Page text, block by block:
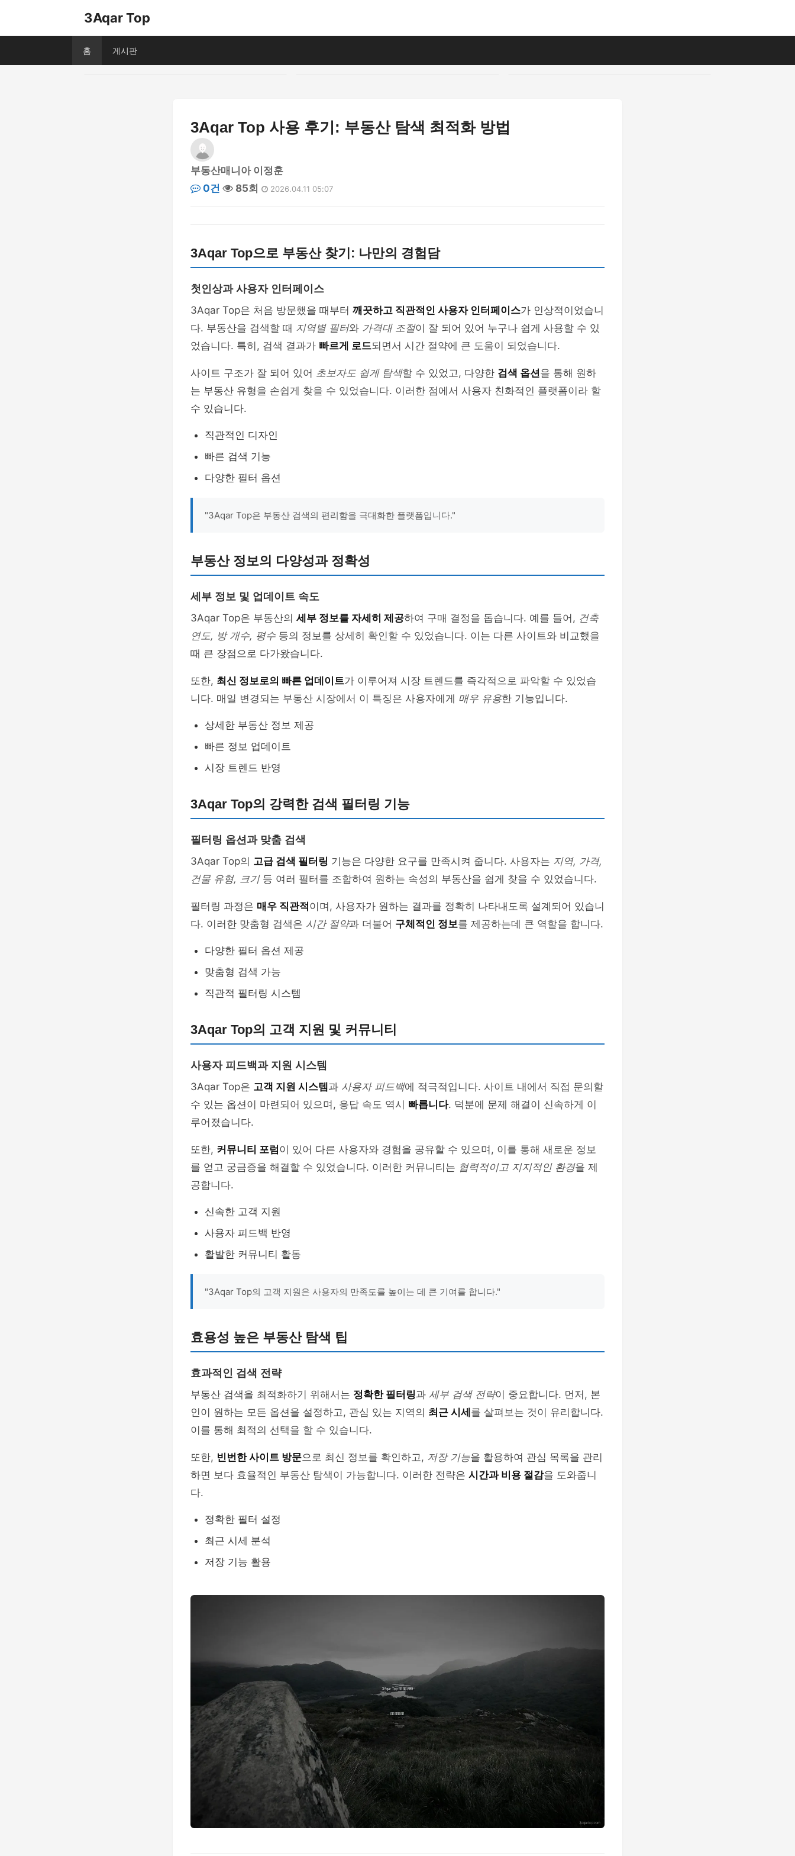
3Aqar Top
홈 게시판
3Aqar Top 사용 후기: 부동산 탐색 최적화 방법
부동산매니아 이정훈
0건
85회 2026.04.11 05:07
3Aqar Top으로 부동산 찾기: 나만의 경험담
첫인상과 사용자 인터페이스
3Aqar Top은 처음 방문했을 때부터 깨끗하고 직관적인 사용자 인터페이스가 인상적이었습니
다. 부동산을 검색할 때 지역별 필터와 가격대 조절이 잘 되어 있어 누구나 쉽게 사용할 수 있
었습니다. 특히, 검색 결과가 빠르게 로드되면서 시간 절약에 큰 도움이 되었습니다.
사이트 구조가 잘 되어 있어 초보자도 쉽게 탐색할 수 있었고, 다양한 검색 옵션을 통해 원하
는 부동산 유형을 손쉽게 찾을 수 있었습니다. 이러한 점에서 사용자 친화적인 플랫폼이라 할
수 있습니다.
직관적인 디자인
빠른 검색 기능
다양한 필터 옵션
"3Aqar Top은 부동산 검색의 편리함을 극대화한 플랫폼입니다."
부동산 정보의 다양성과 정확성
세부 정보 및 업데이트 속도
3Aqar Top은 부동산의 세부 정보를 자세히 제공하여 구매 결정을 돕습니다. 예를 들어, 건축
연도, 방 개수, 평수등의 정보를 상세히 확인할 수 있었습니다. 이는 다른 사이트와 비교했을
때 큰 장점으로 다가왔습니다.
또한, 최신 정보로의 빠른 업데이트가 이루어져 시장 트렌드를 즉각적으로 파악할 수 있었습
니다. 매일 변경되는 부동산 시장에서 이 특징은 사용자에게 매우 유용한 기능입니다.
상세한 부동산 정보 제공
빠른 정보 업데이트
시장 트렌드 반영
3Aqar Top의 강력한 검색 필터링 기능
필터링 옵션과 맞춤 검색
3Aqar Top의 고급 검색 필터링 기능은 다양한 요구를 만족시켜 줍니다. 사용자는 지역, 가격,
건물 유형, 크기등 여러 필터를 조합하여 원하는 속성의 부동산을 쉽게 찾을 수 있었습니다.
필터링 과정은 매우 직관적이며, 사용자가 원하는 결과를 정확히 나타내도록 설계되어 있습니
다. 이러한 맞춤형 검색은 시간 절약과 더불어 구체적인 정보를 제공하는데 큰 역할을 합니다.
다양한 필터 옵션 제공
맞춤형 검색 가능
직관적 필터링 시스템
3Aqar Top의 고객 지원 및 커뮤니티
사용자 피드백과 지원 시스템
3Aqar Top은 고객 지원 시스템 과 사용자 피드백에 적극적입니다. 사이트 내에서 직접 문의할
수 있는 옵션이 마련되어 있으며, 응답 속도 역시 빠릅니다. 덕분에 문제 해결이 신속하게 이
루어졌습니다.
또한, 커뮤니티 포럼이 있어 다른 사용자와 경험을 공유할 수 있으며, 이를 통해 새로운 정보
를 얻고 궁금증을 해결할 수 있었습니다. 이러한 커뮤니티는 협력적이고 지지적인 환경을 제
공합니다.
신속한 고객 지원
사용자 피드백 반영
활발한 커뮤니티 활동
"3Aqar Top의 고객 지원은 사용자의 만족도를 높이는 데 큰 기여를 합니다."
효용성 높은 부동산 탐색 팁
효과적인 검색 전략
부동산 검색을 최적화하기 위해서는 정확한 필터링과 세부 검색 전략이 중요합니다. 먼저, 본
인이 원하는 모든 옵션을 설정하고, 관심 있는 지역의 최근 시세 를 살펴보는 것이 유리합니다.
이를 통해 최적의 선택을 할 수 있습니다.
또한, 빈번한 사이트 방문으로 최신 정보를 확인하고, 저장 기능을 활용하여 관심 목록을 관리
하면 보다 효율적인 부동산 탐색이 가능합니다. 이러한 전략은 시간과 비용 절감을 도와줍니
다.
정확한 필터 설정
최근 시세 분석
저장 기능 활용